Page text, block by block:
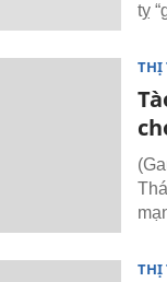
tỵ
THỊ
THỊ